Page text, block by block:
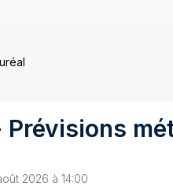
Prévisions
2026 à 14:00